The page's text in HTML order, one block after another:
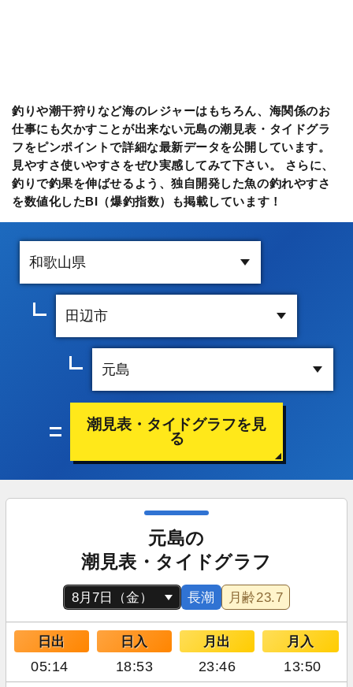
釣りや潮干狩りなど海のレジャーはもちろん、海関係のお
仕事にも欠かすことが出来ない元島の潮見表・タイドグラ
フをピンポイントで詳細な最新データを公開しています。
見やすさ使いやすさをぜひ実感してみて下さい。 さらに、
釣りで釣果を伸ばせるよう、独自開発した魚の釣れやすさ
を数値化したBI（爆釣指数）も掲載しています！
潮見表・タイドグラフを見
る
元島の
潮見表・タイドグラフ
長潮 月齢23.7
日出 日入 月出 月入
05:14 18:53 23:46 13:50